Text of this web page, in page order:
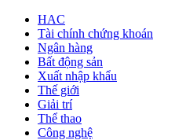
HAC
Tài chính chứng khoán
Ngân hàng
Bất động sản
Xuất nhập khẩu
Thế giới
Giải trí
Thể thao
Công nghệ